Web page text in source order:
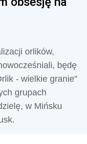
orlików,
będę
- wielkie granie"
grupach
w Mińsku